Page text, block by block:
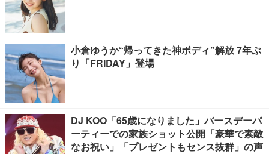
小倉ゆうか“帰ってきた神ボディ”解放 7年ぶ
り「FRIDAY」登場
DJ KOO「65歳になりました」バースデーパ
ーティーでの家族ショット公開「豪華で素敵
なお祝い」「プレゼントもセンス抜群」の声